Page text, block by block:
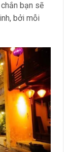
bạn sẽ
bởi mỗi